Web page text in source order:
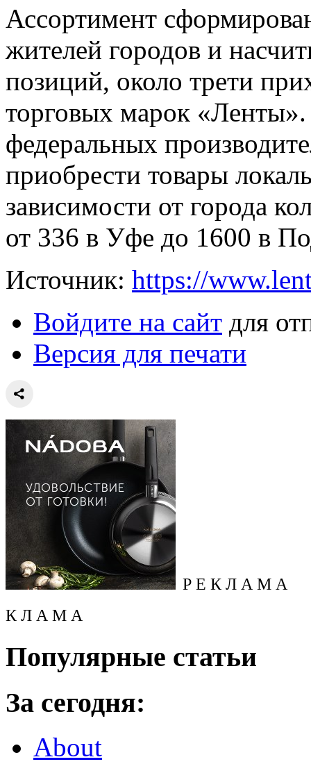
Ассортимент
жителей городов и
позиций, около трети
торговых марок
федеральных
приобрести товары
зависимости от города
от 336 в Уфе до 1600 в
Источник: https://
Войдите на сайт для
Версия для печати
Р Е К Л А М А
К Л А М А
Популярные статьи
За сегодня:
About